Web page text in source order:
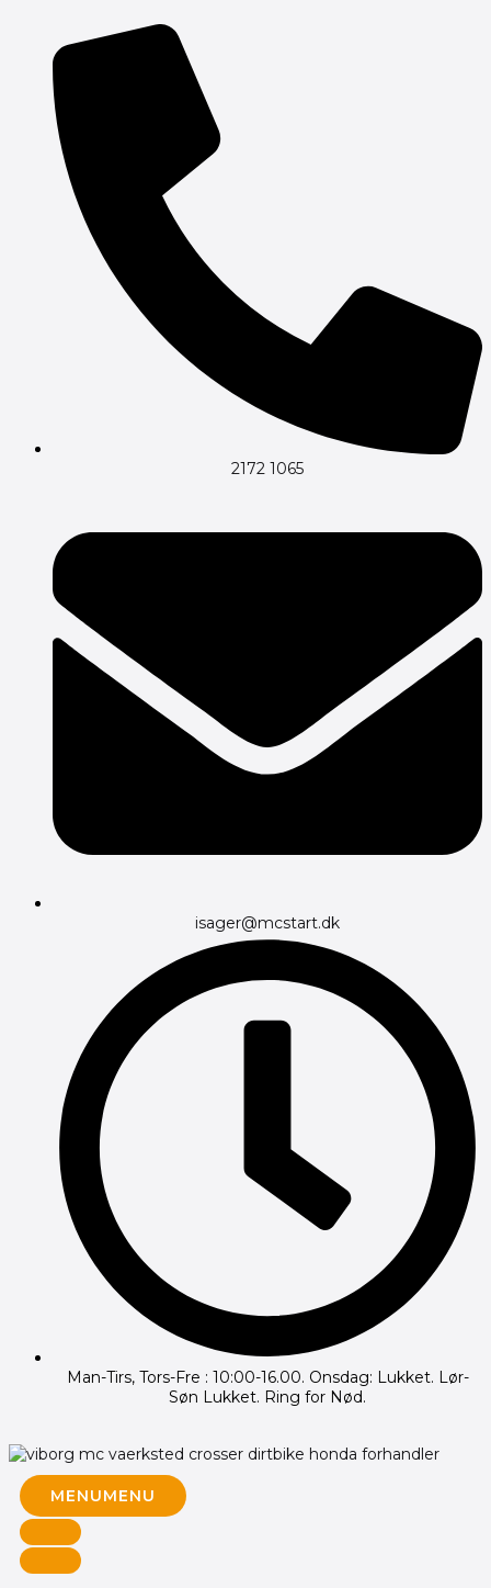
indholdet
2172 1065
isager@mcstart.dk
Man-Tirs, Tors-Fre : 10:00-16.00. Onsdag: Lukket. Lør-
Søn Lukket. Ring for Nød.
MENUMENU